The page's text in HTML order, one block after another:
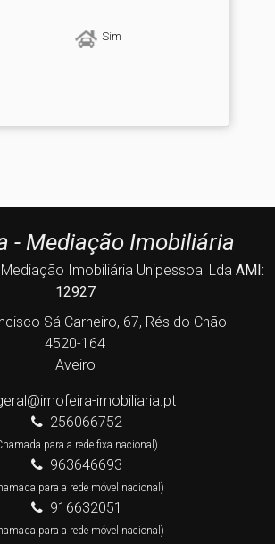
Sim
- Mediação Imobiliária
Imobiliária Unipessoal Lda AMI:
12927
Sá Carneiro, 67, Rés do Chão
4520-164
Aveiro
imobiliaria.pt
256066752
para a rede fixa nacional)
963646693
para a rede móvel nacional)
916632051
para a rede móvel nacional)